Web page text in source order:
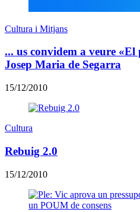
Cultura i Mitjans
... us convidem a veure «El
Josep Maria de Segarra
15/12/2010
Cultura
Rebuig 2.0
15/12/2010